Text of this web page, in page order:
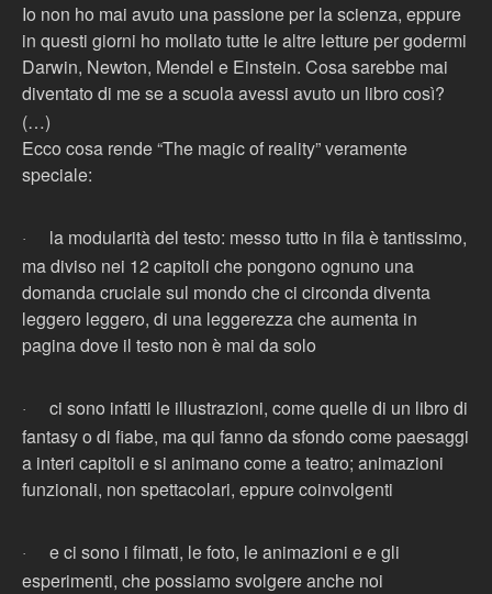
Io non ho mai avuto una passione per la scienza, eppure
in questi giorni ho mollato tutte le altre letture per godermi
Darwin, Newton, Mendel e Einstein. Cosa sarebbe mai
diventato di me se a scuola avessi avuto un libro così?
(…)
Ecco cosa rende “The magic of reality” veramente
speciale:
·
la modularità del testo: messo tutto in fila è tantissimo,
ma diviso nei 12 capitoli che pongono ognuno una
domanda cruciale sul mondo che ci circonda diventa
leggero leggero, di una leggerezza che aumenta in
pagina dove il testo non è mai da solo
·
ci sono infatti le illustrazioni, come quelle di un libro di
fantasy o di fiabe, ma qui fanno da sfondo come paesaggi
a interi capitoli e si animano come a teatro; animazioni
funzionali, non spettacolari, eppure coinvolgenti
·
e ci sono i filmati, le foto, le animazioni e e gli
esperimenti, che possiamo svolgere anche noi